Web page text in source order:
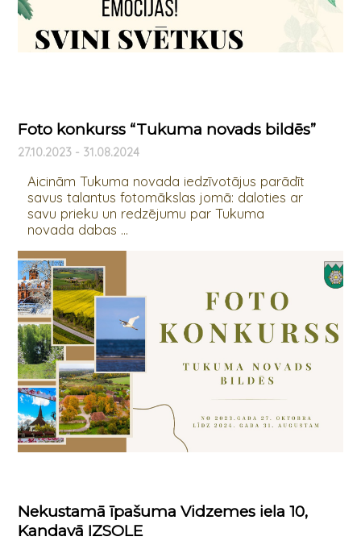
Foto konkurss “Tukuma novads bildēs”
27.10.2023 - 31.08.2024
Aicinām Tukuma novada iedzīvotājus parādīt
savus talantus fotomākslas jomā: daloties ar
savu prieku un redzējumu par Tukuma
novada dabas ...
Nekustamā īpašuma Vidzemes iela 10,
Kandavā IZSOLE